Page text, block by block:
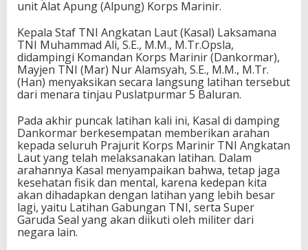
unit Alat Apung (Alpung) Korps Marinir.
Kepala Staf TNI Angkatan Laut (Kasal) Laksamana
TNI Muhammad Ali, S.E., M.M., M.Tr.Opsla,
didampingi Komandan Korps Marinir (Dankormar),
Mayjen TNI (Mar) Nur Alamsyah, S.E., M.M., M.Tr.
(Han) menyaksikan secara langsung latihan tersebut
dari menara tinjau Puslatpurmar 5 Baluran.
Pada akhir puncak latihan kali ini, Kasal di damping
Dankormar berkesempatan memberikan arahan
kepada seluruh Prajurit Korps Marinir TNI Angkatan
Laut yang telah melaksanakan latihan. Dalam
arahannya Kasal menyampaikan bahwa, tetap jaga
kesehatan fisik dan mental, karena kedepan kita
akan dihadapkan dengan latihan yang lebih besar
lagi, yaitu Latihan Gabungan TNI, serta Super
Garuda Seal yang akan diikuti oleh militer dari
negara lain.